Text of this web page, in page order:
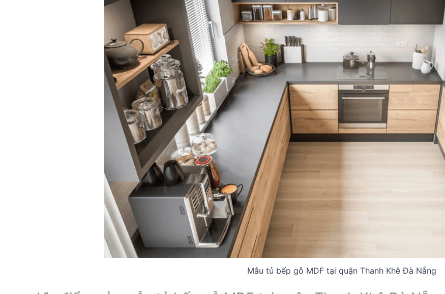
Mẫu tủ bếp gỗ MDF tại quận Thanh Khê Đà Nẵng